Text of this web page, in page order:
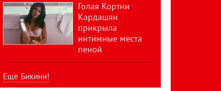
Голая Кортни
Кардашян
прикрыла
интимные места
пеной
Еще Бикини!